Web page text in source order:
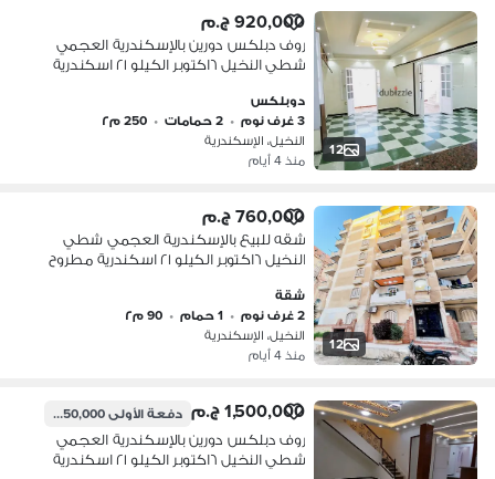
12
920,000 ج.م
روف دبلكس دورين بالإسكندرية العجمي
شطي النخيل ٦اكتوبر الكيلو ٢١ اسكندرية
دوبلكس
3 غرف نوم
• 2 حمامات • 250 م٢
النخيل، الإسكندرية
منذ 4 أيام
12
760,000 ج.م
شقه للبيع بالإسكندرية العجمي شطي
النخيل ٦اكتوبر الكيلو ٢١ اسكندرية مطروح
شقة
2 غرف نوم
• 1 حمام • 90 م٢
النخيل، الإسكندرية
منذ 4 أيام
1,500,000 ج.م دفعة الأولى750,000 ج.م
روف دبلكس دورين بالإسكندرية العجمي
شطي النخيل ٦اكتوبر الكيلو ٢١ اسكندرية